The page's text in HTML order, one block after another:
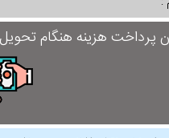
پرداخت هزینه هنگام